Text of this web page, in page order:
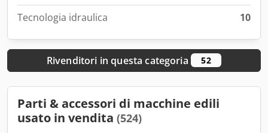
Tecnologia idraulica
10
Rivenditori in questa categoria 52
Parti & accessori di macchine edili
usato in vendita (524)